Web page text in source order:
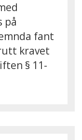
på
fant
kravet
§ 11-